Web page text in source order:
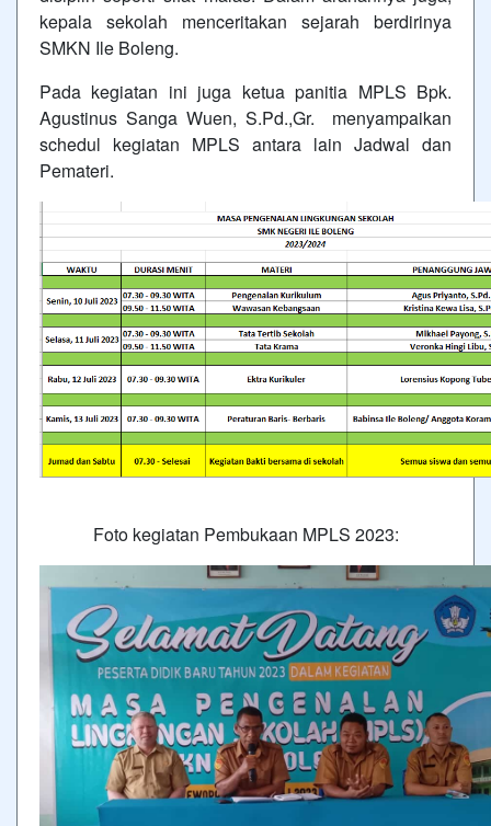
kepala sekolah menceritakan sejarah berdirinya
SMKN Ile Boleng.
Pada kegiatan ini juga ketua panitia MPLS Bpk.
Agustinus Sanga Wuen, S.Pd.,Gr. menyampaikan
schedul kegiatan MPLS antara lain Jadwal dan
Pemateri.
Foto kegiatan Pembukaan MPLS 2023: